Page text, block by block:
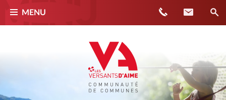
Téléphone Contact
MENU